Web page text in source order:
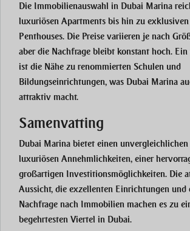
Die Immobilienauswahl in Dubai Marina
luxuriösen Apartments bis hin zu
Penthouses. Die Preise variieren je nach
aber die Nachfrage bleibt konstant hoch.
ist die Nähe zu renommierten Schulen und
Bildungseinrichtungen, was Dubai Marina
attraktiv macht.
Samenvatting
Dubai Marina bietet einen
luxuriösen Annehmlichkeiten, einer
großartigen Investitionsmöglichkeiten. Die
Aussicht, die exzellenten Einrichtungen und
Nachfrage nach Immobilien machen es zu
begehrtesten Viertel in Dubai.